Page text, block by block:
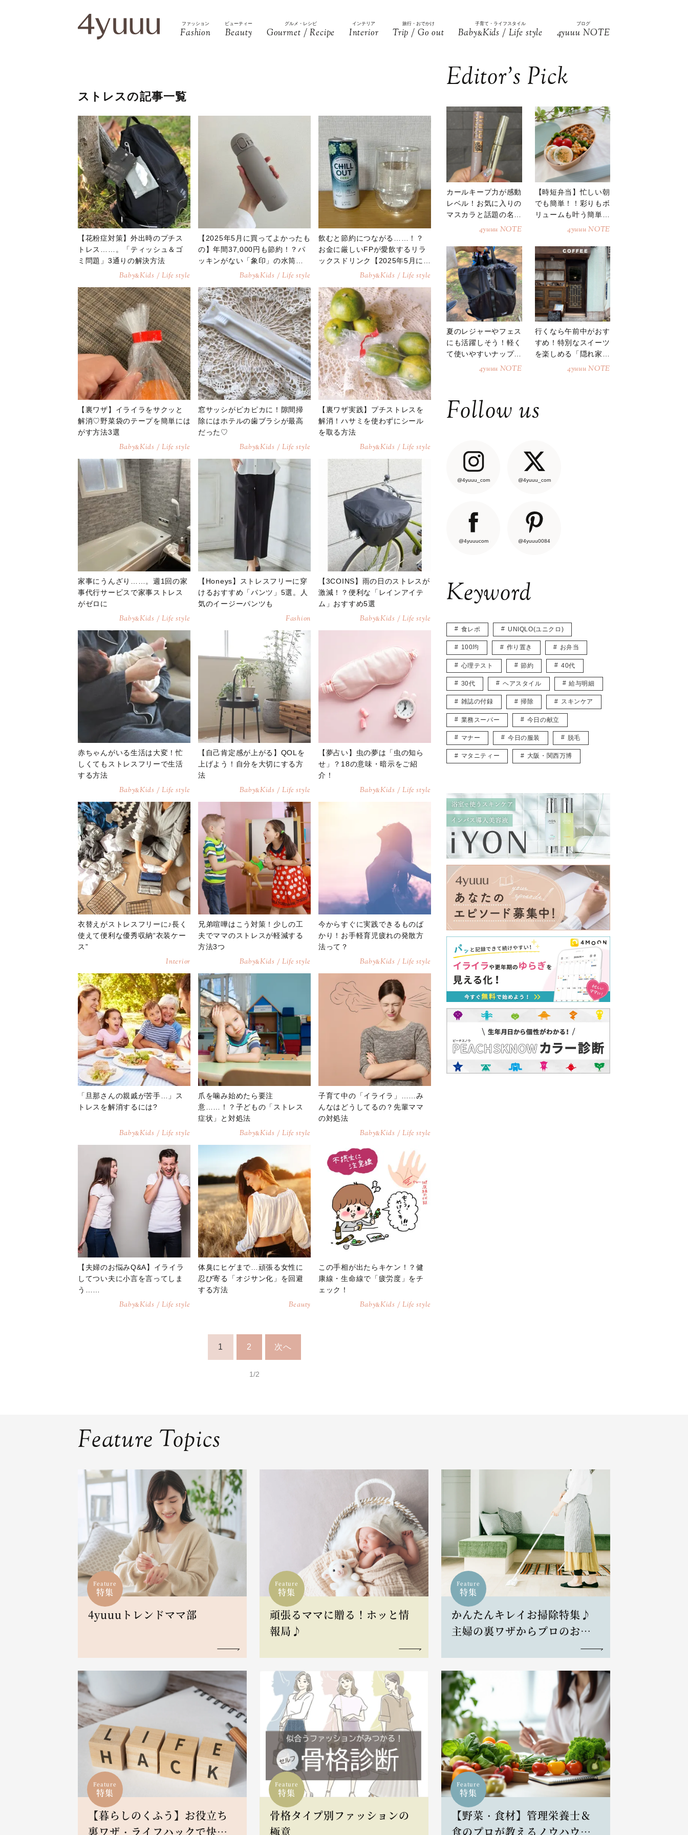
ファッション
Fashion
ビューティー
Beauty
グルメ・レシピ
Gourmet / Recipe
インテリア
Interior
旅行・おでかけ
Trip / Go out
子育て・ライフスタイル
Baby&Kids / Life style
ブログ
4yuuu NOTE
ストレスの記事一覧
【花粉症対策】外出時のプチス
トレス……。「ティッシュ＆ゴ
ミ問題」3通りの解決方法
Baby&Kids / Life style
【2025年5月に買ってよかったも
の】年間37,000円も節約！？パ
ッキンがない「象印」の水筒が
想像以上に優秀だった【FP本気
Baby&Kids / Life style
飲むと節約につながる……！？
お金に厳しいFPが愛飲するリラ
ックスドリンク【2025年5月に買
ってよかったもの】
Baby&Kids / Life style
【裏ワザ】イライラをサクッと
解消♡野菜袋のテープを簡単には
がす方法3選
Baby&Kids / Life style
窓サッシがピカピカに！隙間掃
除にはホテルの歯ブラシが最高
だった♡
Baby&Kids / Life style
【裏ワザ実践】プチストレスを
解消！ハサミを使わずにシール
を取る方法
Baby&Kids / Life style
家事にうんざり……。週1回の家
事代行サービスで家事ストレス
がゼロに
Baby&Kids / Life style
【Honeys】ストレスフリーに穿
けるおすすめ「パンツ」5選。人
気のイージーパンツも
Fashion
【3COINS】雨の日のストレスが
激減！？便利な「レインアイテ
ム」おすすめ5選
Baby&Kids / Life style
赤ちゃんがいる生活は大変！忙
しくてもストレスフリーで生活
する方法
Baby&Kids / Life style
【自己肯定感が上がる】QOLを
上げよう！自分を大切にする方
法
Baby&Kids / Life style
【夢占い】虫の夢は「虫の知ら
せ」？18の意味・暗示をご紹
介！
Baby&Kids / Life style
衣替えがストレスフリーに♪長く
使えて便利な優秀収納“衣装ケー
ス”
Interior
兄弟喧嘩はこう対策！少しの工
夫でママのストレスが軽減する
方法3つ
Baby&Kids / Life style
今からすぐに実践できるものば
かり！お手軽育児疲れの発散方
法って？
Baby&Kids / Life style
「旦那さんの親戚が苦手…」ス
トレスを解消するには?
Baby&Kids / Life style
爪を噛み始めたら要注
意……！？子どもの「ストレス
症状」と対処法
Baby&Kids / Life style
子育て中の「イライラ」……み
んなはどうしてるの？先輩ママ
の対処法
Baby&Kids / Life style
【夫婦のお悩みQ&A】イライラ
してつい夫に小言を言ってしま
う……
Baby&Kids / Life style
体臭にヒゲまで…頑張る女性に
忍び寄る「オジサン化」を回避
する方法
Beauty
この手相が出たらキケン！？健
康線・生命線で「疲労度」をチ
ェック！
Baby&Kids / Life style
1 2 次へ
1/2
Editor’s Pick
カールキープ力が感動
レベル！お気に入りの
マスカラと話題の名品
4yuuu NOTE
【時短弁当】忙しい朝
でも簡単！！彩りもボ
リュームも叶う簡単そ
4yuuu NOTE
夏のレジャーやフェス
にも活躍しそう！軽く
て使いやすいナップサ
4yuuu NOTE
行くなら午前中がおす
すめ！特別なスイーツ
を楽しめる「隠れ家カ
4yuuu NOTE
Follow us
@4yuuu_com @4yuuu_com
@4yuuucom @4yuuu0084
Keyword
食レポ UNIQLO(ユニクロ)
100均 作り置き お弁当
心理テスト 節約 40代
30代 ヘアスタイル 給与明細
雑誌の付録 掃除 スキンケア
業務スーパー 今日の献立
マナー 今日の服装 脱毛
マタニティー 大阪・関西万博
Feature Topics
Feature
特集
4yuuuトレンドママ部
Feature
特集
頑張るママに贈る！ホッと情
報局♪
Feature
特集
かんたんキレイお掃除特集♪
主婦の裏ワザからプロのお掃
Feature
特集
【暮らしのくふう】お役立ち
裏ワザ・ライフハックで快適L
Feature
特集
骨格タイプ別ファッションの
極意
Feature
特集
【野菜・食材】管理栄養士＆
食のプロが教えるノウハウと